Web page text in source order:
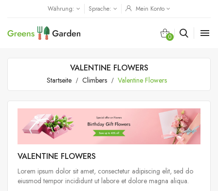
Währung: Sprache: Mein Konto
0 
VALENTINE FLOWERS
Startseite Climbers Valentine Flowers
VALENTINE FLOWERS
Lorem ipsum dolor sit amet, consectetur adipiscing elit, sed do
eiusmod tempor incididunt ut labore et dolore magna aliqua.